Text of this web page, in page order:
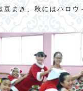
豆まき、秋にはハロ